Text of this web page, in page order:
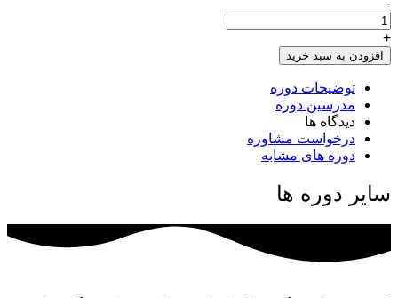
ثبت
نام
نقدی
همدلانه
14011104
تعداد
-
+
افزودن به سبد خرید
توضیحات دوره
مدرسین دوره
دیدگاه ها
درخواست مشاوره
دوره های مشابه
سایر دوره ها